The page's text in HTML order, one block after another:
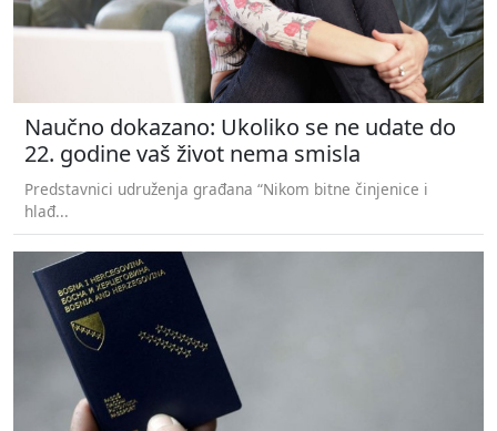
Naučno dokazano: Ukoliko se ne udate do
22. godine vaš život nema smisla
Predstavnici udruženja građana “Nikom bitne činjenice i
hlađ...